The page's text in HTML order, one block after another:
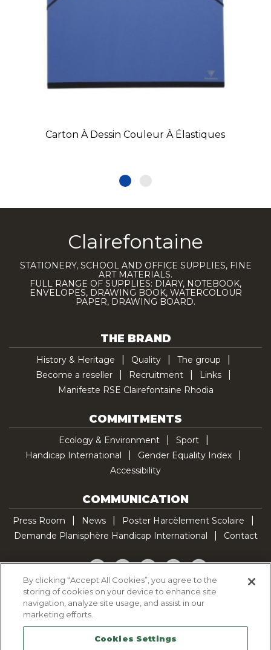
Carton À Dessin Couleur À Élastiques
Clairefontaine
STATIONERY, SCHOOL AND OFFICE SUPPLIES, FINE
ART MATERIALS.
FULL RANGE OF SUPPLIES: DIARY, NOTEBOOK,
ENVELOPES, DRAWING BOOK, WATERCOLOUR
PAPER, DRAWING BOARD.
THE BRAND
History & Heritage Quality
The group
Become a reseller
Recruitment
Links
Manifeste RSE Clairefontaine Rhodia
COMMITMENTS
Ecology & Environment
Sport
Handicap International
Gender Equality Index
Accessibility
COMMUNICATION
Press Room News
Poster Harcèlement Scolaire
Demande Planisphère Handicap International
Contact
Facebook
TwitterYouTubePinterestTikTok
Cookie Policy
Legal Notice
Sitemap
By clicking “Accept All Cookies”, you agree to the
storing of cookies on your device to enhance site
navigation, analyze site usage, and assist in our
marketing efforts.
Cookies Settings